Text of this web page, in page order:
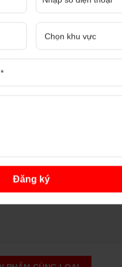
DỰ BÁO THỊ TRƯỜNG BẤT ĐỘNG SẢN QUÝ IV NĂM 2023
quý
tại
VÌ SAO NHÀ NÀO CŨNG DỌN DẸP, TRANG HOÀNG NGÀY TẾT?
NÊN BÁN NHÀ CÓ TRANG BỊ NỘI THẤT HAY NHÀ TRỐNG
Đăng ký